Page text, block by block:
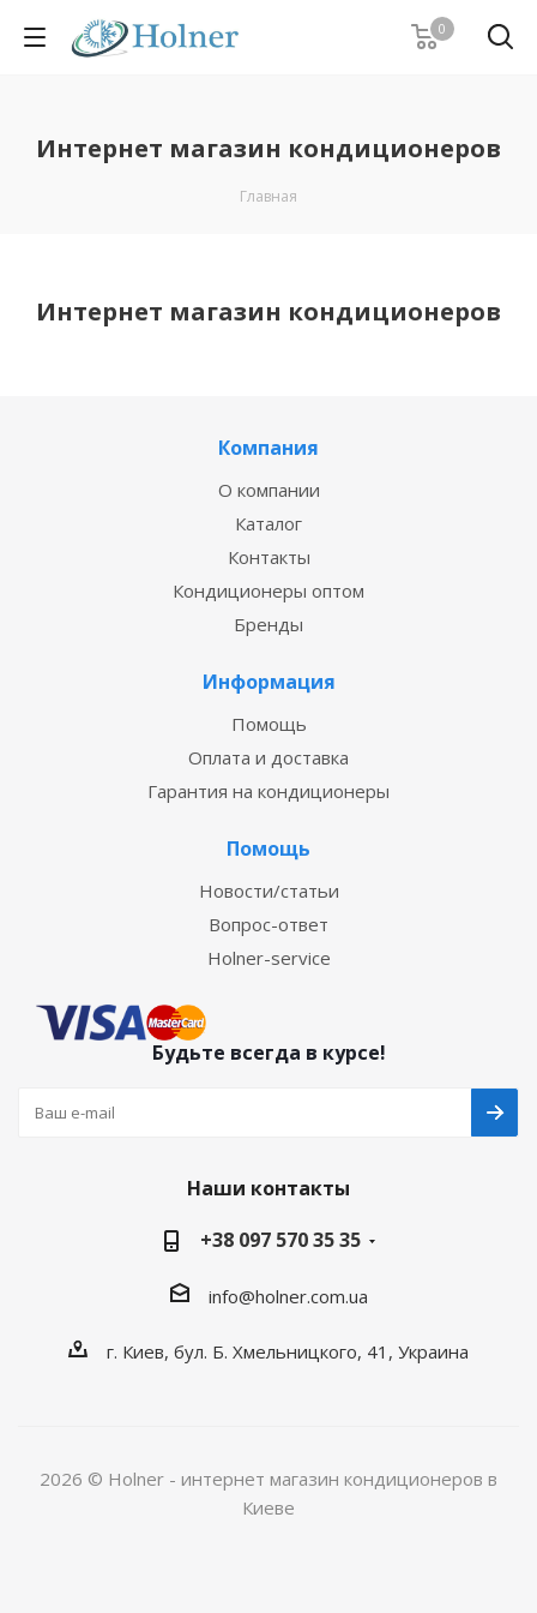
0
Интернет магазин кондиционеров
Главная
Интернет магазин кондиционеров
Компания
О компании
Каталог
Контакты
Кондиционеры оптом
Бренды
Информация
Помощь
Оплата и доставка
Гарантия на кондиционеры
Помощь
Новости/статьи
Вопрос-ответ
Holner-service
Будьте всегда в курсе!
Наши контакты
+38 097 570 35 35
info@holner.com.ua
г. Киев, бул. Б. Хмельницкого, 41, Украина
2026 © Holner - интернет магазин кондиционеров в
Киеве